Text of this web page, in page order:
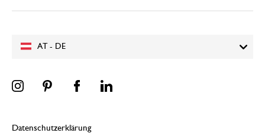
AT - DE
Datenschutzerklärung